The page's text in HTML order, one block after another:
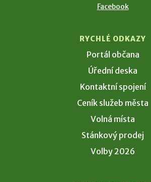
Facebook
RYCHLÉ ODKAZY
Portál občana
Úřední deska
Kontaktní spojení
Ceník služeb města
Volná místa
Stánkový prodej
Volby 2026